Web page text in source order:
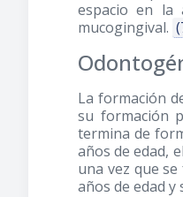
espacio en la
mucogingival.
La formación
su formación
termina de
años de edad,
una vez que
años de edad y